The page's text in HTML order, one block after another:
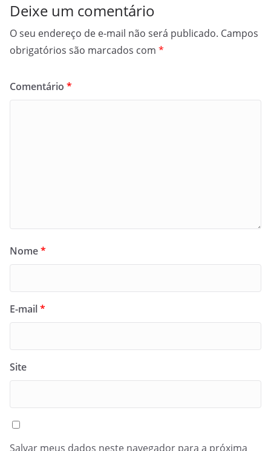
Deixe um comentário
O seu endereço de e-mail não será publicado. Campos
obrigatórios são marcados com *
Comentário *
Nome*
E-mail*
Site
Salvar meus dados neste navegador para a próxima